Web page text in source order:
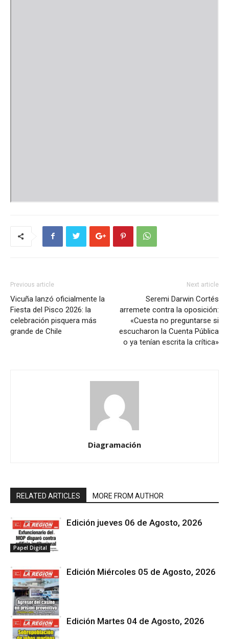
Previous article
Vicuña lanzó oficialmente la
Fiesta del Pisco 2026: la
celebración pisquera más
grande de Chile
Next article
Seremi Darwin Cortés
arremete contra la oposición:
«Cuesta no preguntarse si
escucharon la Cuenta Pública
o ya tenían escrita la crítica»
Diagramación
RELATED ARTICLES MORE FROM AUTHOR
Papel Digital
Edición jueves 06 de Agosto, 2026
Papel Digital
Edición Miércoles 05 de Agosto, 2026
Edición Martes 04 de Agosto, 2026